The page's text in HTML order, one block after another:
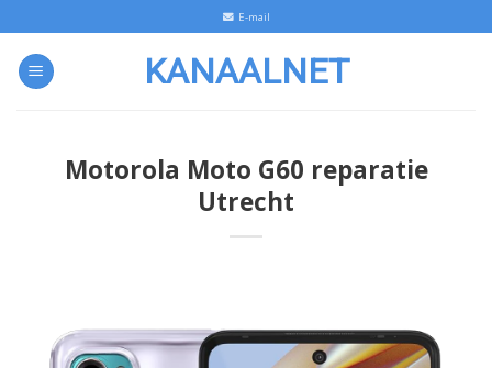
to
content
E-mail
KANAALNET
Motorola Moto G60 reparatie
Utrecht